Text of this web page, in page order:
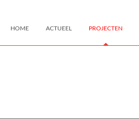
HOME ACTUEEL PROJECTEN